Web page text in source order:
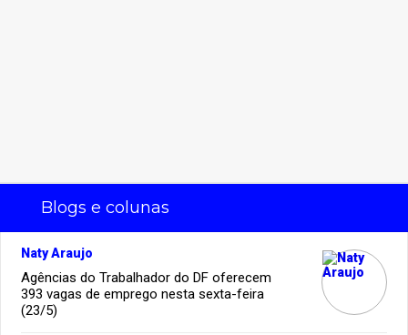
Blogs e colunas
Naty Araujo
Agências do Trabalhador do DF oferecem
393 vagas de emprego nesta sexta-feira
(23/5)